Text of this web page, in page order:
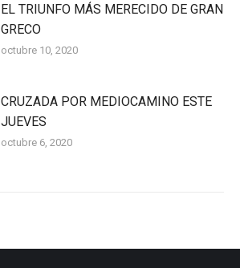
EL TRIUNFO MÁS MERECIDO DE GRAN
GRECO
octubre 10, 2020
CRUZADA POR MEDIOCAMINO ESTE
JUEVES
octubre 6, 2020